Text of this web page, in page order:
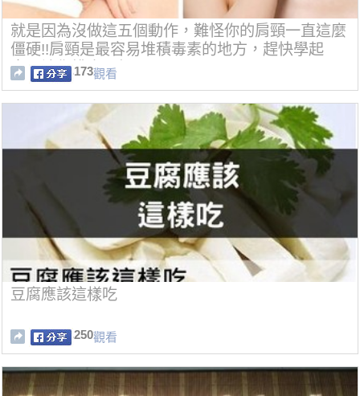
就是因為沒做這五個動作，難怪你的肩頸一直這麼
僵硬!!肩頸是最容易堆積毒素的地方，趕快學起
來，讓你排毒又紓壓!
173觀看
豆腐應該這樣吃
250觀看